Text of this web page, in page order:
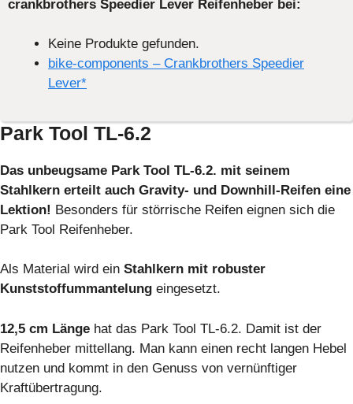
crankbrothers Speedier Lever Reifenheber bei:
Keine Produkte gefunden.
bike-components – Crankbrothers Speedier
Lever*
Park Tool TL-6.2
Das unbeugsame Park Tool TL-6.2. mit seinem
Stahlkern erteilt auch Gravity- und Downhill-Reifen eine
Lektion! Besonders für störrische Reifen eignen sich die
Park Tool Reifenheber.
Als Material wird ein Stahlkern mit robuster
Kunststoffummantelung eingesetzt.
12,5 cm Länge hat das Park Tool TL-6.2. Damit ist der
Reifenheber mittellang. Man kann einen recht langen Hebel
nutzen und kommt in den Genuss von vernünftiger
Kraftübertragung.